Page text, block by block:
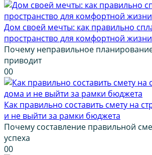
Дом своей мечты: как правильно
пространство для комфортной жизни
Почему неправильное
приводит
00
Как правильно составить смету на
и не выйти за рамки бюджета
Почему составление правильной
успеха
00